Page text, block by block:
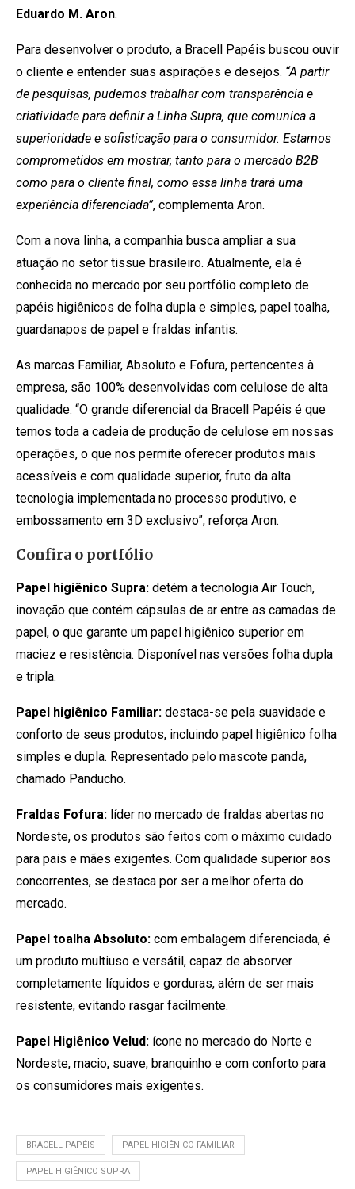
Eduardo M. Aron.
Para desenvolver o produto, a Bracell Papéis buscou ouvir
o cliente e entender suas aspirações e desejos. “A partir
de pesquisas, pudemos trabalhar com transparência e
criatividade para definir a Linha Supra, que comunica a
superioridade e sofisticação para o consumidor. Estamos
comprometidos em mostrar, tanto para o mercado B2B
como para o cliente final, como essa linha trará uma
experiência diferenciada”, complementa Aron.
Com a nova linha, a companhia busca ampliar a sua
atuação no setor tissue brasileiro. Atualmente, ela é
conhecida no mercado por seu portfólio completo de
papéis higiênicos de folha dupla e simples, papel toalha,
guardanapos de papel e fraldas infantis.
As marcas Familiar, Absoluto e Fofura, pertencentes à
empresa, são 100% desenvolvidas com celulose de alta
qualidade. “O grande diferencial da Bracell Papéis é que
temos toda a cadeia de produção de celulose em nossas
operações, o que nos permite oferecer produtos mais
acessíveis e com qualidade superior, fruto da alta
tecnologia implementada no processo produtivo, e
embossamento em 3D exclusivo”, reforça Aron.
Confira o portfólio
Papel higiênico Supra: detém a tecnologia Air Touch,
inovação que contém cápsulas de ar entre as camadas de
papel, o que garante um papel higiênico superior em
maciez e resistência. Disponível nas versões folha dupla
e tripla.
Papel higiênico Familiar: destaca-se pela suavidade e
conforto de seus produtos, incluindo papel higiênico folha
simples e dupla. Representado pelo mascote panda,
chamado Panducho.
Fraldas Fofura: líder no mercado de fraldas abertas no
Nordeste, os produtos são feitos com o máximo cuidado
para pais e mães exigentes. Com qualidade superior aos
concorrentes, se destaca por ser a melhor oferta do
mercado.
Papel toalha Absoluto: com embalagem diferenciada, é
um produto multiuso e versátil, capaz de absorver
completamente líquidos e gorduras, além de ser mais
resistente, evitando rasgar facilmente.
Papel Higiênico Velud: ícone no mercado do Norte e
Nordeste, macio, suave, branquinho e com conforto para
os consumidores mais exigentes.
BRACELL PAPÉIS PAPEL HIGIÊNICO FAMILIAR
PAPEL HIGIÊNICO SUPRA